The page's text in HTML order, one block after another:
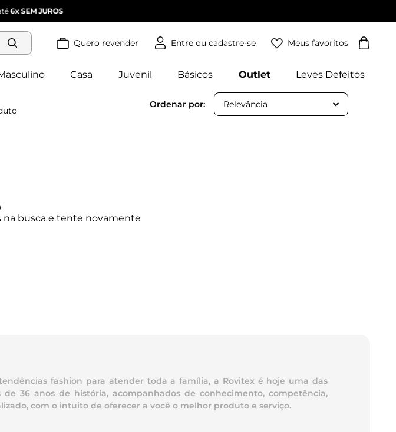
6x SEM JUROS
Quero revender Meus favoritos
Casa Juvenil Básicos Outlet Leves Defeitos
Relevância
fashion para atender toda a família, a Rovitex é hoje uma das
36 anos de história, acompanhados de conhecimento, competência,
com o intuito de oferecer a você o melhor produto e serviço.